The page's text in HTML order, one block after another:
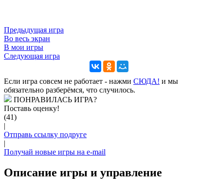
Предыдущая игра
Во весь экран
В мои игры
Следующая игра
Если игра совсем не работает - нажми CЮДА! и мы
обязательно разберёмся, что случилось.
ПОНРАВИЛАСЬ ИГРА?
Поставь оценку!
(41)
|
Отправь ссылку подруге
|
Получай новые игры на e-mail
Описание игры и управление